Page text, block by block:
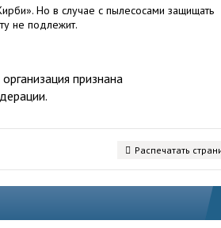
Но в случае с пылесосами защищать
не подлежит.
признана
Распечатать